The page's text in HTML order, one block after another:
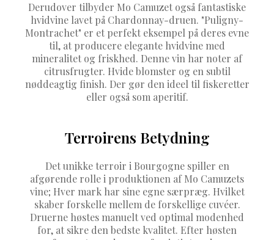
Derudover tilbyder Mo Camuzet også fantastiske
hvidvine lavet på Chardonnay-druen. "Puligny-
Montrachet" er et perfekt eksempel på deres evne
til, at producere elegante hvidvine med
mineralitet og friskhed. Denne vin har noter af
citrusfrugter. Hvide blomster og en subtil
nøddeagtig finish. Der gør den ideel til fiskeretter
eller også som aperitif.
Terroirens Betydning
Det unikke terroir i Bourgogne spiller en
afgørende rolle i produktionen af Mo Camuzets
vine; Hver mark har sine egne særpræg. Hvilket
skaber forskelle mellem de forskellige cuvéer.
Druerne høstes manuelt ved optimal modenhed
for, at sikre den bedste kvalitet. Efter høsten